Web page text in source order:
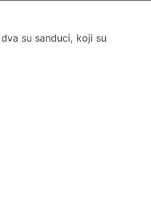
su sanduci, koji su